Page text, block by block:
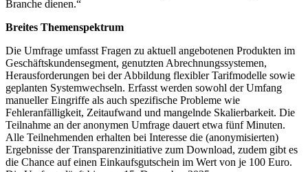
Branche dienen.“
Breites Themenspektrum
Die Umfrage umfasst Fragen zu aktuell angebotenen Produkten im
Geschäftskundensegment, genutzten Abrechnungssystemen,
Herausforderungen bei der Abbildung flexibler Tarifmodelle sowie
geplanten Systemwechseln. Erfasst werden sowohl der Umfang
manueller Eingriffe als auch spezifische Probleme wie
Fehleranfälligkeit, Zeitaufwand und mangelnde Skalierbarkeit. Die
Teilnahme an der anonymen Umfrage dauert etwa fünf Minuten.
Alle Teilnehmenden erhalten bei Interesse die (anonymisierten)
Ergebnisse der Transparenzinitiative zum Download, zudem gibt es
die Chance auf einen Einkaufsgutschein im Wert von je 100 Euro.